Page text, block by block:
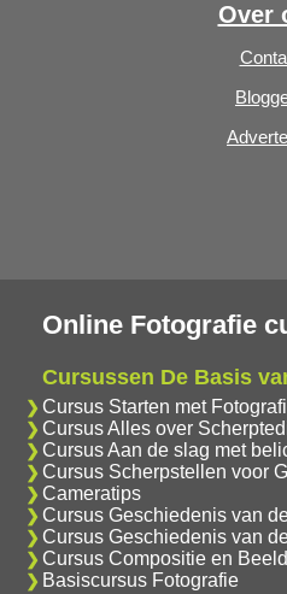
Over
Online Fotografie
Cursussen De Basis
Cursus Starten met
Cursus Alles over
Cursus Aan de slag met
Cursus Scherpstellen voor
Cameratips
Cursus Geschiedenis van
Cursus Geschiedenis van
Cursus Compositie en
Basiscursus Fotografie